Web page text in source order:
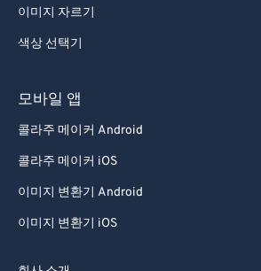
이미지 자르기
색상 선택기
모바일 앱
콜라주 메이커 Android
콜라주 메이커 iOS
이미지 변환기 Android
이미지 변환기 iOS